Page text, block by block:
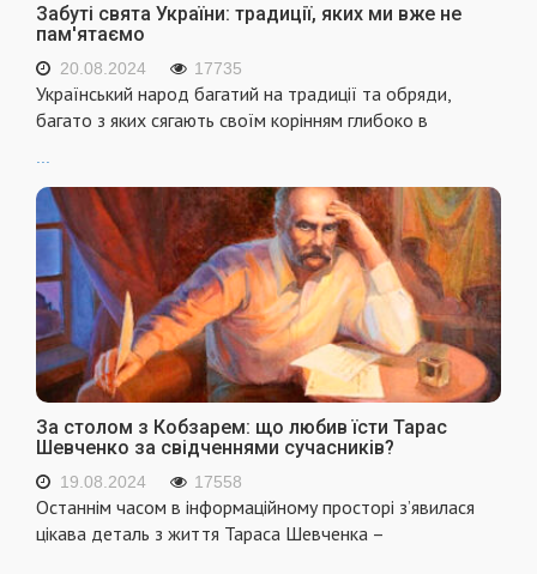
Забуті свята України: традиції, яких ми вже не
пам'ятаємо
20.08.2024 17735
Український народ багатий на традиції та обряди,
багато з яких сягають своїм корінням глибоко в
За столом з Кобзарем: що любив їсти Тарас
Шевченко за свідченнями сучасників?
19.08.2024 17558
Останнім часом в інформаційному просторі з’явилася
цікава деталь з життя Тараса Шевченка –